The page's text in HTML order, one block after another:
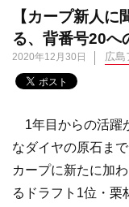
【カープ新人
る、背番号20へ
2020年12月30日 広島
1年目からの活躍
なダイヤの原石ま
カープに新たに加
るドラフト1位・栗